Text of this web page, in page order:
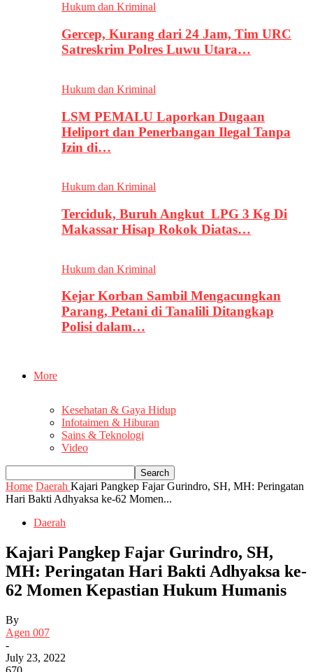
Hukum dan Kriminal
Gercep, Kurang dari 24 Jam, Tim URC
Satreskrim Polres Luwu Utara…
Hukum dan Kriminal
LSM PEMALU Laporkan Dugaan
Heliport dan Penerbangan Ilegal Tanpa
Izin di…
Hukum dan Kriminal
Terciduk, Buruh Angkut LPG 3 Kg Di
Makassar Hisap Rokok Diatas…
Hukum dan Kriminal
Kejar Korban Sambil Mengacungkan
Parang, Petani di Tanalili Ditangkap
Polisi dalam…
More
Kesehatan & Gaya Hidup
Infotaimen & Hiburan
Sains & Teknologi
Video
Home Daerah Kajari Pangkep Fajar Gurindro, SH, MH: Peringatan
Hari Bakti Adhyaksa ke-62 Momen...
Daerah
Kajari Pangkep Fajar Gurindro, SH,
MH: Peringatan Hari Bakti Adhyaksa ke-
62 Momen Kepastian Hukum Humanis
By
Agen 007
-
July 23, 2022